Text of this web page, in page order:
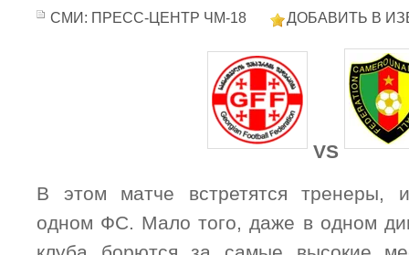
СМИ: ПРЕСС-ЦЕНТР ЧМ-18 ДОБАВИТЬ В
VS
В этом матче встретятся тренеры,
одном ФС. Мало того, даже в одном